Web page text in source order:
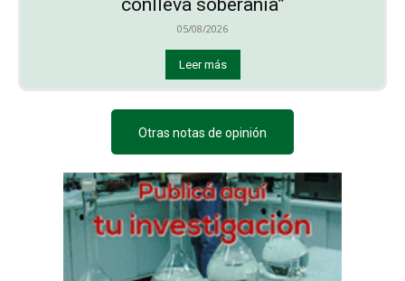
conlleva soberanía”
05/08/2026
Leer más
Otras notas de opinión